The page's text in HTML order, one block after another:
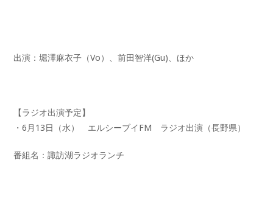
出演：堀澤麻衣子（Vo）、前田智洋(Gu)、ほか
【ラジオ出演予定】
・6月13日（水） エルシーブイFM ラジオ出演（長野県）
番組名：諏訪湖ラジオランチ